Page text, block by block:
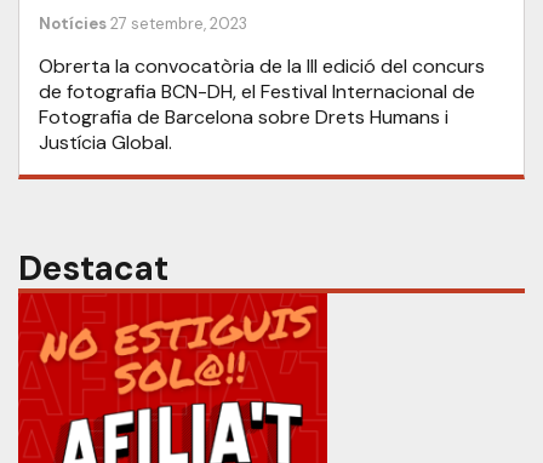
Notícies27 setembre, 2023
Obrerta la convocatòria de la III edició del concurs
de fotografia BCN-DH, el Festival Internacional de
Fotografia de Barcelona sobre Drets Humans i
Justícia Global.
Destacat